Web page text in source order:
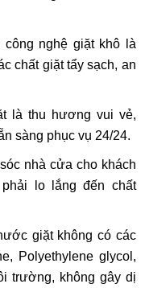
nghệ giặt khô là
chất giặt tẩy sạch, an
là thu hương vui vẻ,
sàng phục vụ 24/24.
nhà cửa cho khách
lo lắng đến chất
giặt không có các
Polyethylene glycol,
trường, không gây dị